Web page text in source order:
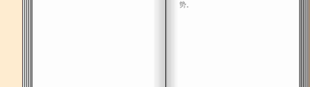
势。